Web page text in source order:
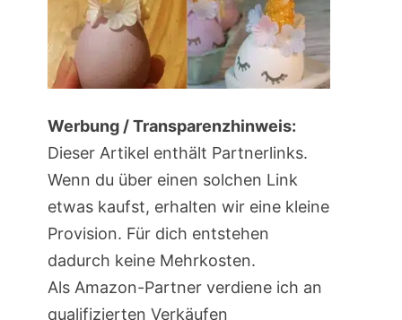
Werbung / Transparenzhinweis:
Dieser Artikel enthält Partnerlinks.
Wenn du über einen solchen Link
etwas kaufst, erhalten wir eine kleine
Provision. Für dich entstehen
dadurch keine Mehrkosten.
Als Amazon-Partner verdiene ich an
qualifizierten Verkäufen